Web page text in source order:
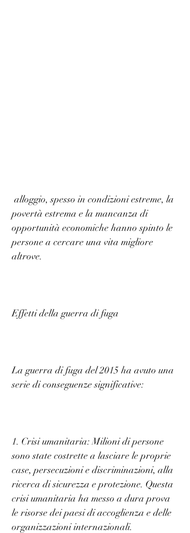
povertà estrema e la mancanza di
opportunità economiche hanno spinto le
persone a cercare una vita migliore
altrove.
Effetti della guerra di fuga
La guerra di fuga del 2015 ha avuto una
serie di conseguenze significative:
1. Crisi umanitaria: Milioni di persone
sono state costrette a lasciare le proprie
case, persecuzioni e discriminazioni, alla
ricerca di sicurezza e protezione. Questa
crisi umanitaria ha messo a dura prova
le risorse dei paesi di accoglienza e delle
organizzazioni internazionali.